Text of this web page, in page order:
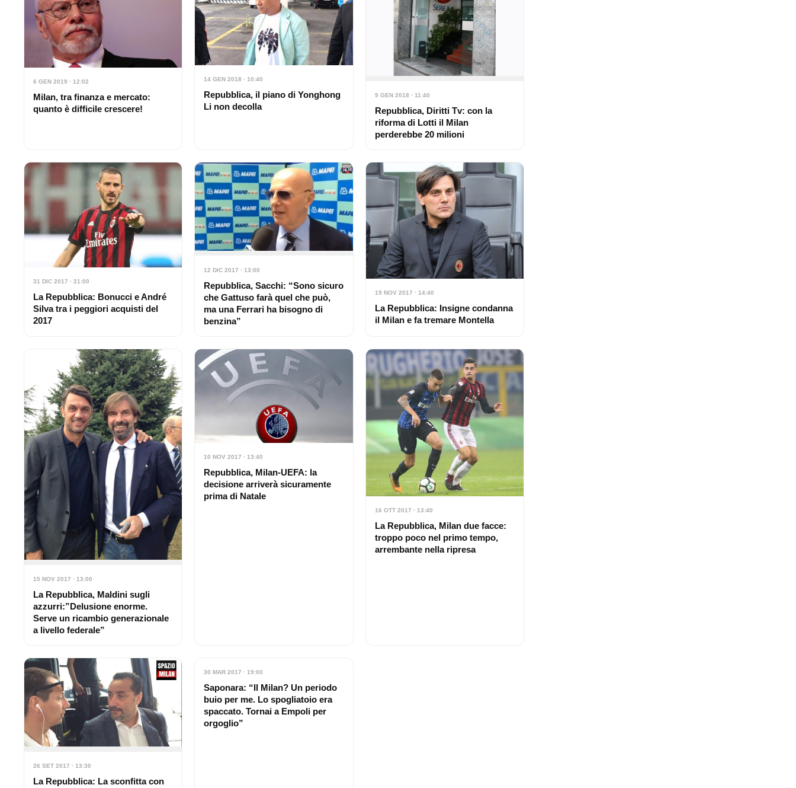
6 GEN 2019 · 12:02
Milan, tra finanza e mercato:
quanto è difficile crescere!
14 GEN 2018 · 10:40
Repubblica, il piano di Yonghong
Li non decolla
9 GEN 2018 · 11:40
Repubblica, Diritti Tv: con la
riforma di Lotti il Milan
perderebbe 20 milioni
31 DIC 2017 · 21:00
La Repubblica: Bonucci e André
Silva tra i peggiori acquisti del
2017
12 DIC 2017 · 13:00
Repubblica, Sacchi: “Sono sicuro
che Gattuso farà quel che può,
ma una Ferrari ha bisogno di
benzina”
19 NOV 2017 · 14:40
La Repubblica: Insigne condanna
il Milan e fa tremare Montella
15 NOV 2017 · 13:00
La Repubblica, Maldini sugli
azzurri:”Delusione enorme.
Serve un ricambio generazionale
a livello federale”
10 NOV 2017 · 13:40
Repubblica, Milan-UEFA: la
decisione arriverà sicuramente
prima di Natale
16 OTT 2017 · 13:40
La Repubblica, Milan due facce:
troppo poco nel primo tempo,
arrembante nella ripresa
26 SET 2017 · 13:30
La Repubblica: La sconfitta con
30 MAR 2017 · 19:00
Saponara: “Il Milan? Un periodo
buio per me. Lo spogliatoio era
spaccato. Tornai a Empoli per
orgoglio”